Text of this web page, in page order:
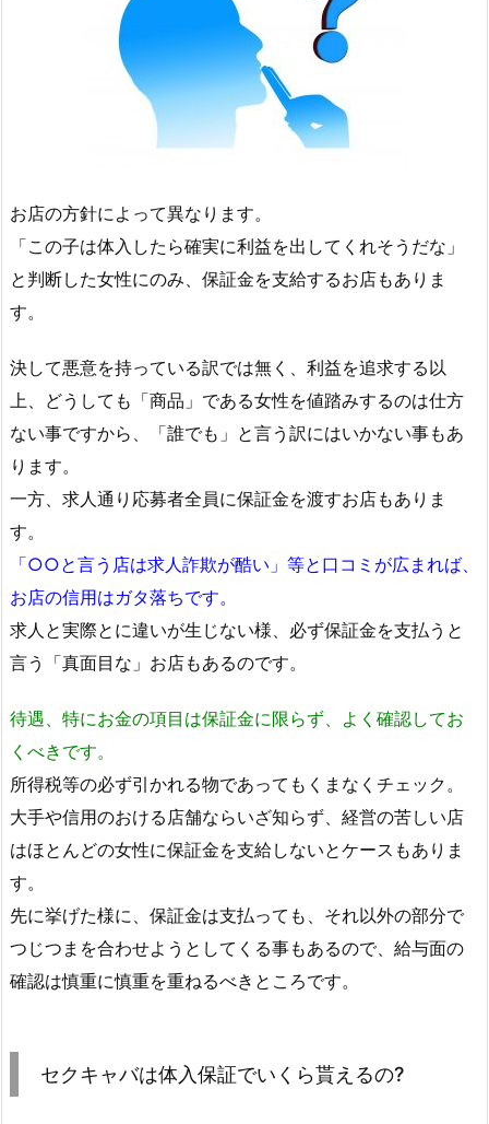
お店の方針によって異なります。
「この子は体入したら確実に利益を出してくれそうだな」
と判断した女性にのみ、保証金を支給するお店もありま
す。
決して悪意を持っている訳では無く、利益を追求する以
上、どうしても「商品」である女性を値踏みするのは仕方
ない事ですから、「誰でも」と言う訳にはいかない事もあ
ります。
一方、求人通り応募者全員に保証金を渡すお店もありま
す。
「○○と言う店は求人詐欺が酷い」等と口コミが広まれば、
お店の信用はガタ落ちです。
求人と実際とに違いが生じない様、必ず保証金を支払うと
言う「真面目な」お店もあるのです。
待遇、特にお金の項目は保証金に限らず、よく確認してお
くべきです。
所得税等の必ず引かれる物であってもくまなくチェック。
大手や信用のおける店舗ならいざ知らず、経営の苦しい店
はほとんどの女性に保証金を支給しないとケースもありま
す。
先に挙げた様に、保証金は支払っても、それ以外の部分で
つじつまを合わせようとしてくる事もあるので、給与面の
確認は慎重に慎重を重ねるべきところです。
セクキャバは体入保証でいくら貰えるの?